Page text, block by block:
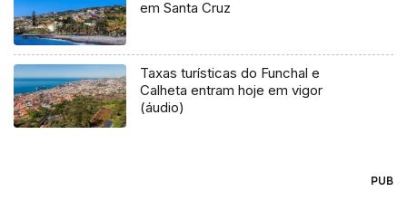
em Santa Cruz
Taxas turísticas do Funchal e
Calheta entram hoje em vigor
(áudio)
PUB